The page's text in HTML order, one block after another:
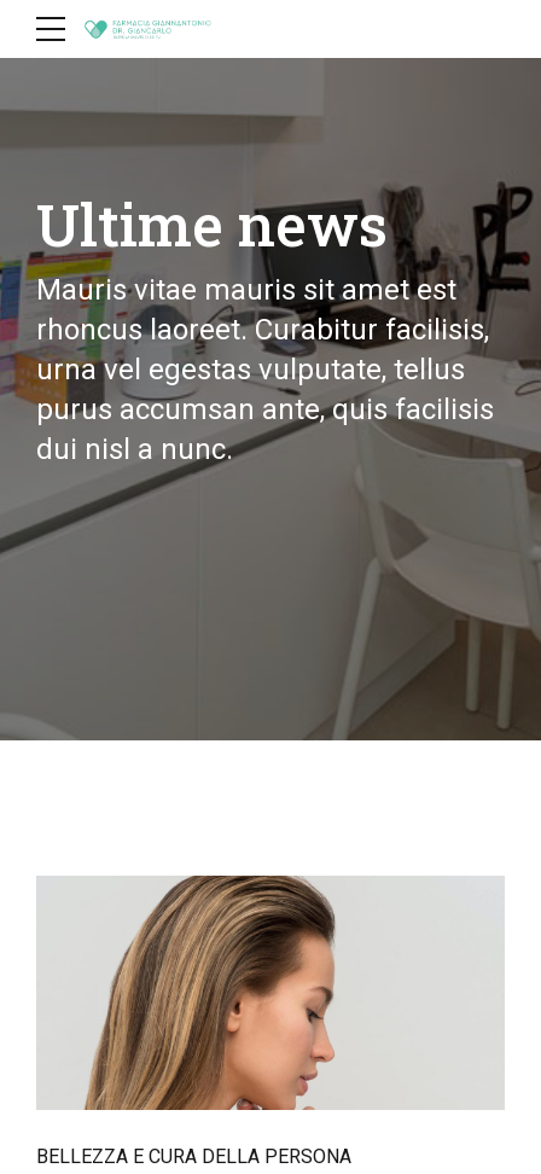
Ultime news
Mauris vitae mauris sit amet est
rhoncus laoreet. Curabitur facilisis,
urna vel egestas vulputate, tellus
purus accumsan ante, quis facilisis
dui nisl a nunc.
BELLEZZA E CURA DELLA PERSONA